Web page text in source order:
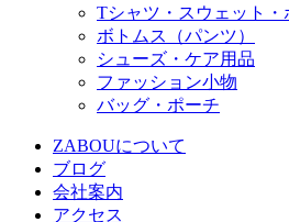
Tシャツ・スウェット・
ボトムス（パンツ）
シューズ・ケア用品
ファッション小物
バッグ・ポーチ
ZABOUについて
ブログ
会社案内
アクセス